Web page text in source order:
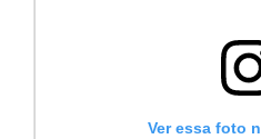
Ver essa foto